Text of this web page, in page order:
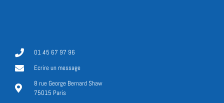
01 45 67 97 96
Ecrire un message
8 rue George Bernard Shaw
75015 Paris